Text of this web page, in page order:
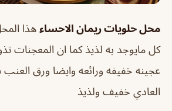
محل حلويات ريمان الاحساء هذا
كل مايوجد به لذيذ كما ان المعجنات
عجينه خفيفه ورائعه وايضا ورق العنب
العادي خفيف ولذيذ